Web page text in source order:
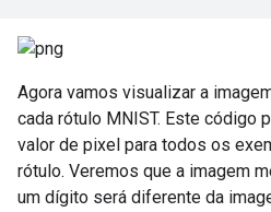
Agora vamos visualizar a
cada rótulo MNIST. Este código
valor de pixel para todos os
rótulo. Veremos que a imagem
um dígito será diferente da